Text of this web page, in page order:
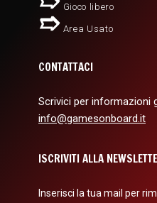
Gioco libero
Area Usato
CONTATTACI
Scrivici per informazioni
info@gamesonboard.it
ISCRIVITI ALLA
Inserisci la tua mail per